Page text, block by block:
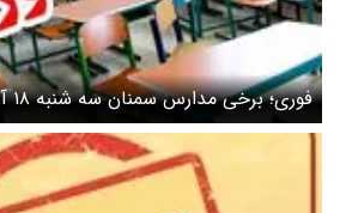
فوری؛ برخی مدارس سمنان سه شنبه ۱۸ آذر تعطیل شد